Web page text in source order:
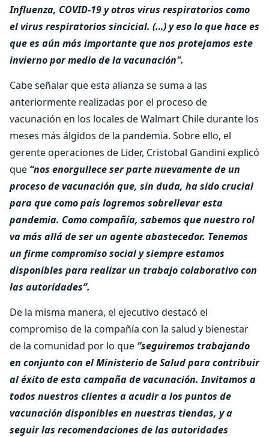
Influenza, COVID-19 y otros virus respiratorios como
el virus respiratorios sincicial. (…) y eso lo que hace es
que es aún más importante que nos protejamos este
invierno por medio de la vacunación".
Cabe señalar que esta alianza se suma a las
anteriormente realizadas por el proceso de
vacunación en los locales de Walmart Chile durante los
meses más álgidos de la pandemia. Sobre ello, el
gerente operaciones de Lider, Cristobal Gandini explicó
que “nos enorgullece ser parte nuevamente de un
proceso de vacunación que, sin duda, ha sido crucial
para que como país logremos sobrellevar esta
pandemia. Como compañía, sabemos que nuestro rol
va más allá de ser un agente abastecedor. Tenemos
un firme compromiso social y siempre estamos
disponibles para realizar un trabajo colaborativo con
las autoridades”.
De la misma manera, el ejecutivo destacó el
compromiso de la compañía con la salud y bienestar
de la comunidad por lo que “seguiremos trabajando
en conjunto con el Ministerio de Salud para contribuir
al éxito de esta campaña de vacunación. Invitamos a
todos nuestros clientes a acudir a los puntos de
vacunación disponibles en nuestras tiendas, y a
seguir las recomendaciones de las autoridades